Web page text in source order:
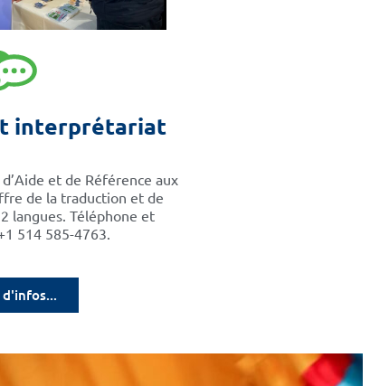
interprétariat
et de Référence aux
de la traduction et de
langues. Téléphone et
514 585-4763.
d'infos...